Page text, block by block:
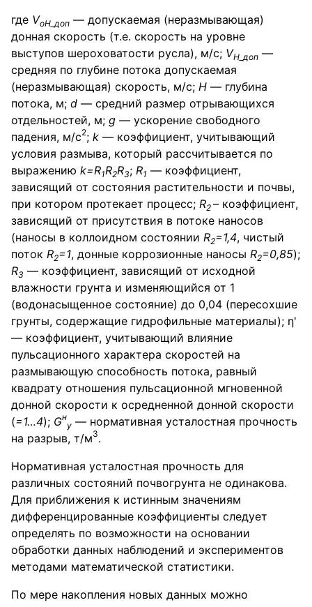
где VoH _доп — допускаемая (неразмывающая)
донная скорость (т.е. скорость на уровне
выступов шероховатости русла), м/с; VH _доп —
средняя по глубине потока допускаемая
(неразмывающая) скорость, м/с; Н — глубина
потока, м; d — средний размер отрывающихся
отдельностей, м; g — ускорение свободного
падения, м/с2; k — коэффициент, учитывающий
условия размыва, который рассчитывается по
выражению k=R1R2R3; R1 — коэффициент,
зависящий от состояния растительности и почвы,
при котором протекает процесс; R2 – коэффициент,
зависящий от присутствия в потоке наносов
(наносы в коллоидном состоянии R2=1,4, чистый
поток R2=1, донные коррозионные наносы R2=0,85);
R3 — коэффициент, зависящий от исходной
влажности грунта и изменяющийся от 1
(водонасыщенное состояние) до 0,04 (пересохшие
грунты, содержащие гидрофильные материалы); η'
— коэффициент, учитывающий влияние
пульсационного характера скоростей на
размывающую способность потока, равный
квадрату отношения пульсационной мгновенной
донной скорости к осредненной донной скорости
(=1…4); Gн
у — нормативная усталостная прочность
на разрыв, т/м3.
Нормативная усталостная прочность для
различных состояний почвогрунта не одинакова.
Для приближения к истинным значениям
дифференцированные коэффициенты следует
определять по возможности на основании
обработки данных наблюдений и экспериментов
методами математической статистики.
По мере накопления новых данных можно